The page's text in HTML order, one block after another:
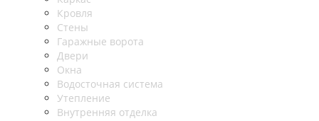
Кровля
Стены
Гаражные ворота
Двери
Окна
Водосточная система
Утепление
Внутренняя отделка